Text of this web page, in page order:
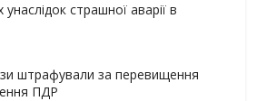
страшної аварії в
штрафували за перевищення
ПДР